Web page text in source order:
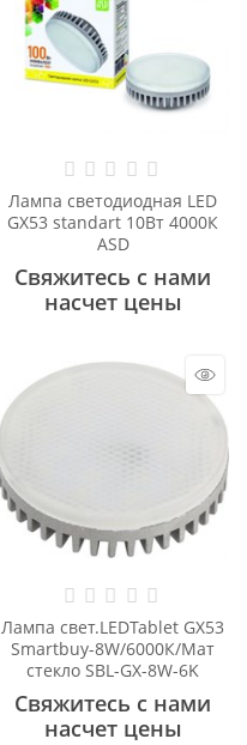
Лампа светодиодная LED
GX53 standart 10Вт 4000К
ASD
Свяжитесь с нами
насчет цены
Лампа свет.LEDTablet GX53
Smartbuy-8W/6000К/Мат
стекло SBL-GX-8W-6K
Свяжитесь с нами
насчет цены